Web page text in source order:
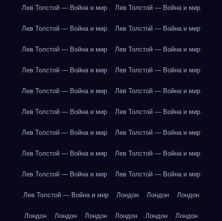
Лев Толстой — Война и мир Лев Толстой — Война и мир
Лев Толстой — Война и мир Лев Толстой — Война и мир
Лев Толстой — Война и мир Лев Толстой — Война и мир
Лев Толстой — Война и мир Лев Толстой — Война и мир
Лев Толстой — Война и мир Лев Толстой — Война и мир
Лев Толстой — Война и мир Лев Толстой — Война и мир
Лев Толстой — Война и мир Лев Толстой — Война и мир
Лев Толстой — Война и мир Лев Толстой — Война и мир
Лев Толстой — Война и мир Лев Толстой — Война и мир
Лев Толстой — Война и мир Лондон Лондон Лондон
Лондон Лондон Лондон Лондон Лондон Лондон